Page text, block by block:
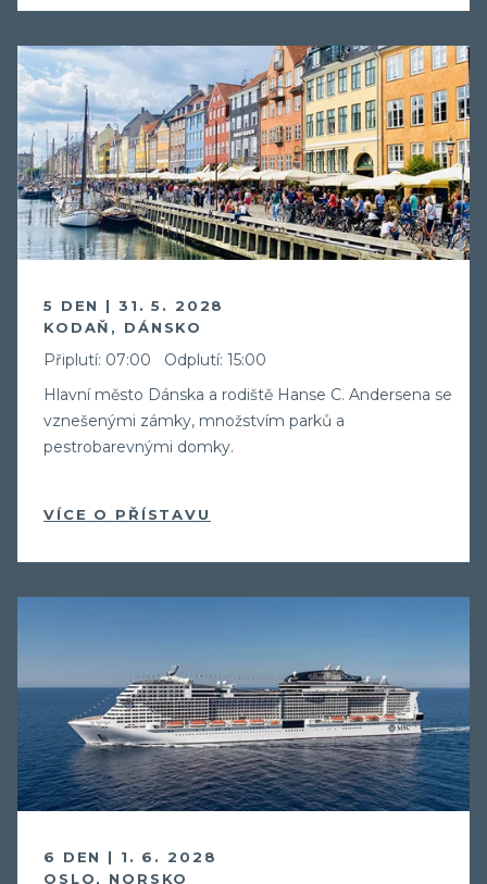
5 DEN | 31. 5. 2028
KODAŇ, DÁNSKO
Připlutí: 07:00 Odplutí: 15:00
Hlavní město Dánska a rodiště Hanse C. Andersena se
vznešenými zámky, množstvím parků a
pestrobarevnými domky.
VÍCE O PŘÍSTAVU
6 DEN | 1. 6. 2028
OSLO, NORSKO